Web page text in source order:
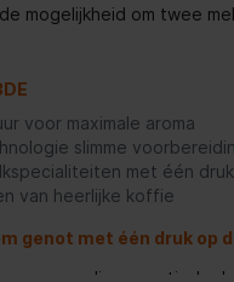
mogelijkheid om twee
voor maximale aroma
slimme
met één
van heerlijke koffie
genot met één druk op
eenvoudig aromatische